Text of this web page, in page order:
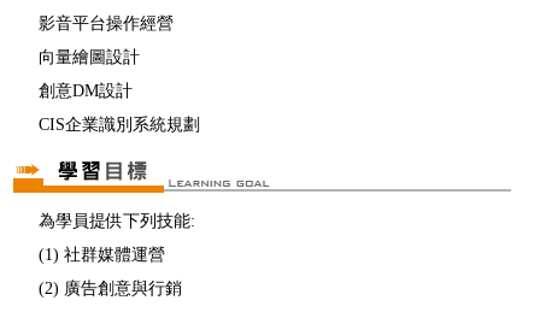
影音平台操作經營
向量繪圖設計
創意DM設計
CIS企業識別系統規劃
為學員提供下列技能:
(1) 社群媒體運營
(2) 廣告創意與行銷